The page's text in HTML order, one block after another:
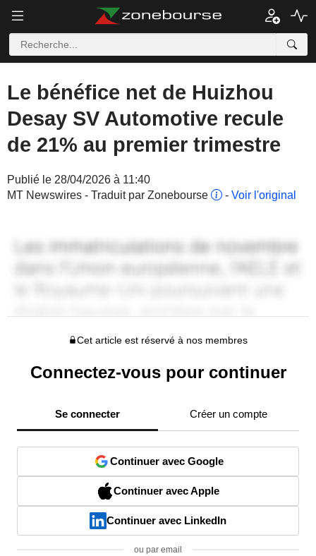
Le bénéfice net de Huizhou
Desay SV Automotive recule
de 21% au premier trimestre
Publié le 28/04/2026 à 11:40
MT Newswires - Traduit par Zonebourse
- Voir l'original
Cet article est réservé à nos membres
Connectez-vous pour continuer
Se connecter Créer un compte
Continuer avec Google
Continuer avec Apple
Continuer avec LinkedIn
ou par email